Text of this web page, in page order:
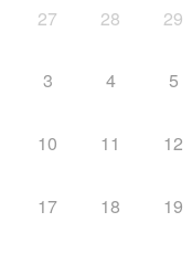
27 28 29
3 4 5
10 11 12
17 18 19